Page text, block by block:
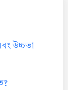
উচ্চতা